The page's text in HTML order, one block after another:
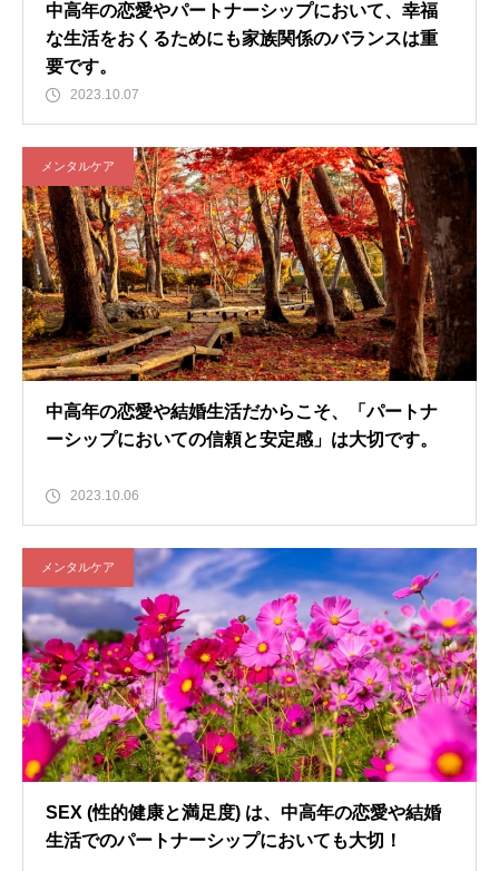
中高年の恋愛やパートナーシップにおいて、幸福
な生活をおくるためにも家族関係のバランスは重
要です。
2023.10.07
メンタルケア
中高年の恋愛や結婚生活だからこそ、「パートナ
ーシップにおいての信頼と安定感」は大切です。
2023.10.06
メンタルケア
SEX (性的健康と満足度) は、中高年の恋愛や結婚
生活でのパートナーシップにおいても大切！